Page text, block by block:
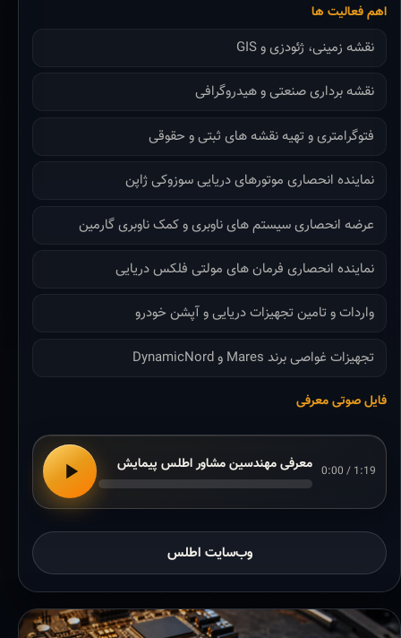
اهم فعالیت ها
نقشه زمینی، ژئودزی و GIS
نقشه برداری صنعتی و هیدروگرافی
فتوگرامتری و تهیه نقشه های ثبتی و حقوقی
نماینده انحصاری موتورهای دریایی سوزوکی ژاپن
عرضه انحصاری سیستم های ناوبری و کمک ناوبری گارمین
نماینده انحصاری فرمان های مولتی فلکس دریایی
واردات و تامین تجهیزات دریایی و آپشن خودرو
تجهیزات غواصی برند Mares و DynamicNord
فایل صوتی معرفی
0:00 / 1:19 معرفی مهندسین مشاور اطلس پیمایش
وب‌سایت اطلس